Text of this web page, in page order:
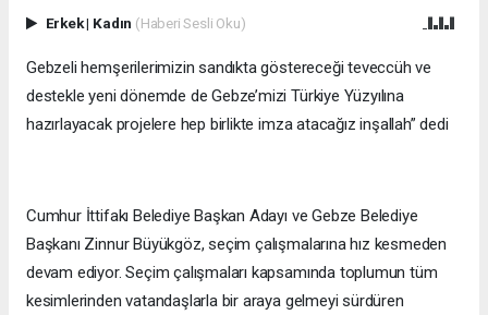
Erkek| Kadın (Haberi Sesli Oku)
Gebzeli hemşerilerimizin sandıkta göstereceği teveccüh ve
destekle yeni dönemde de Gebze’mizi Türkiye Yüzyılına
hazırlayacak projelere hep birlikte imza atacağız inşallah” dedi
Cumhur İttifakı Belediye Başkan Adayı ve Gebze Belediye
Başkanı Zinnur Büyükgöz, seçim çalışmalarına hız kesmeden
devam ediyor. Seçim çalışmaları kapsamında toplumun tüm
kesimlerinden vatandaşlarla bir araya gelmeyi sürdüren